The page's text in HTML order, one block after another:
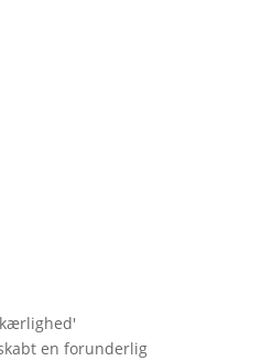
'
en forunderlig